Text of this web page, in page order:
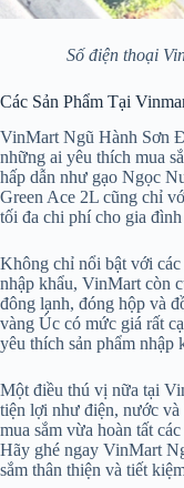
Số điện thoại
Các Sản Phẩm Tại
VinMart Ngũ Hành Sơn
những ai yêu thích mua
hấp dẫn như gạo Ngọc
Green Ace 2L cũng chỉ
tối đa chi phí cho gia
Không chỉ nổi bật với
nhập khẩu, VinMart còn
đông lạnh, đóng hộp và
vàng Úc có mức giá rất
yêu thích sản phẩm nhập
Một điều thú vị nữa tại
tiện lợi như điện, nước
mua sắm vừa hoàn tất
Hãy ghé ngay VinMart
sắm thân thiện và tiết